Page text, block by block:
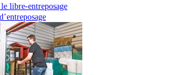
libre-entreposage